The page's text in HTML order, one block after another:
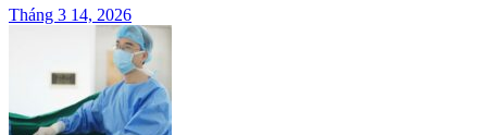
Tháng 3 14, 2026